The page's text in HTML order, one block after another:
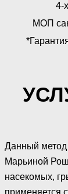
4-
МОП
Данный метод
Марьиной
насекомых,
применяется